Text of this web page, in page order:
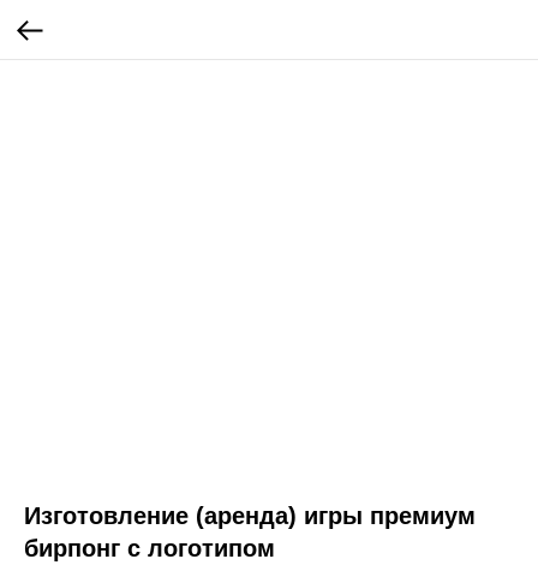
Изготовление (аренда) игры премиум
бирпонг с логотипом